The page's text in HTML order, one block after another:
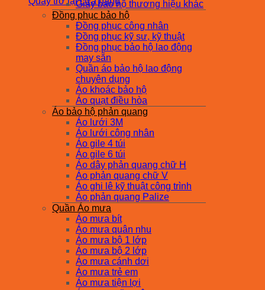
Giày bảo hộ thương hiệu khác
Đồng phục bảo hộ
Đồng phục công nhân
Đồng phục kỹ sư, kỹ thuật
Đồng phục bảo hộ lao động
may sẵn
Quần áo bảo hộ lao động
chuyên dụng
Áo khoác bảo hộ
Áo quạt điều hòa
Áo bảo hộ phản quang
Áo lưới 3M
Áo lưới công nhân
Áo gile 4 túi
Áo gile 6 túi
Áo dây phản quang chữ H
Áo phản quang chữ V
Áo ghi lê kỹ thuật công trình
Áo phản quang Palize
Quần Áo mưa
Áo mưa bít
Áo mưa quân nhu
Áo mưa bộ 1 lớp
Áo mưa bộ 2 lớp
Áo mưa cánh dơi
Áo mưa trẻ em
Áo mưa tiện lợi